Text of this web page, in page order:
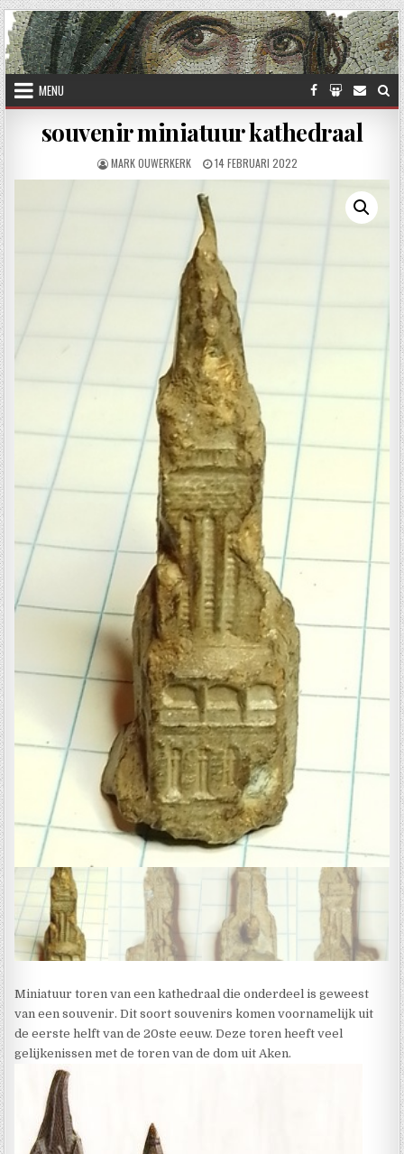
Skip to content
MENU
souvenir miniatuur kathedraal
AUTHOR:
MARK OUWERKERK PUBLISHED DATE:
14 FEBRUARI 2022
Miniatuur toren van een kathedraal die onderdeel is geweest
van een souvenir. Dit soort souvenirs komen voornamelijk uit
de eerste helft van de 20ste eeuw. Deze toren heeft veel
gelijkenissen met de toren van de dom uit Aken.